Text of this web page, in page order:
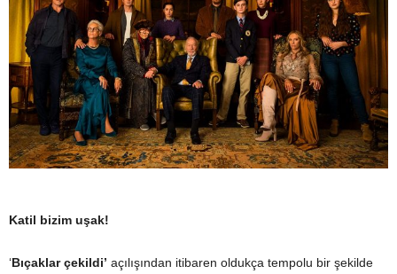
Katil bizim uşak!
‘Bıçaklar çekildi’ açılışından itibaren oldukça tempolu bir şekilde